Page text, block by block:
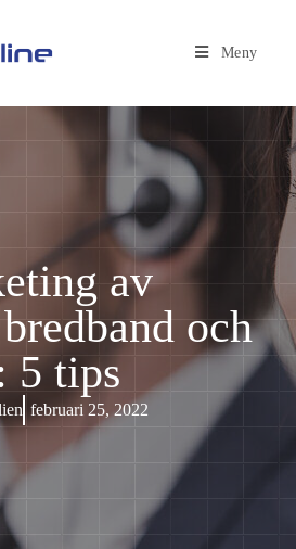
Meny
av
och
5 tips
februari 25, 2022